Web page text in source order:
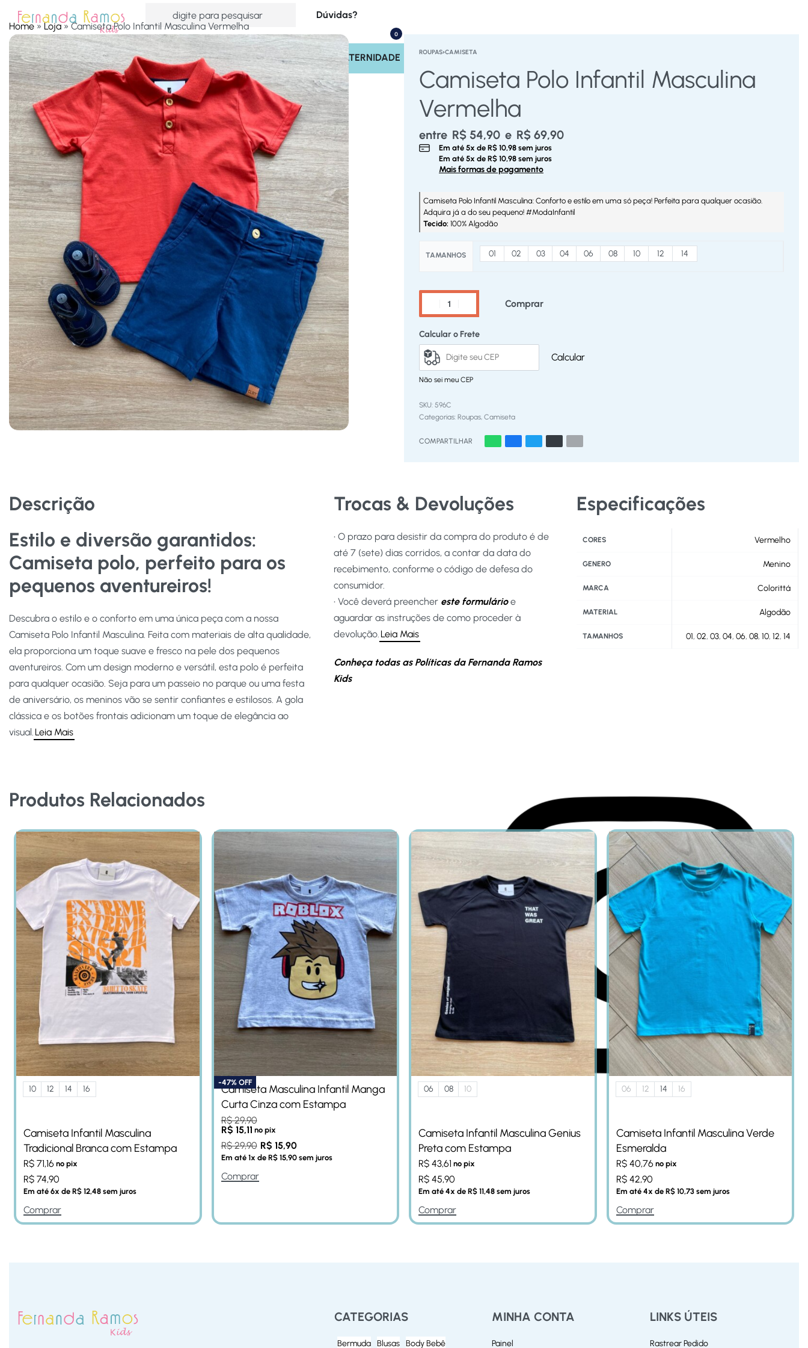
Dúvidas?
(17) 99713-4221
Rastrear Pedido
Políticas do Site
0
HOME OFERTASACESSÓRIOSMENINAS MENINOS SAÍDA MATERNIDADE
Home»Loja»Camiseta Polo Infantil Masculina Vermelha
ROUPAS›CAMISETA
Camiseta Polo Infantil Masculina
Vermelha
entre R$ 54,90 e R$ 69,90
Em até 5x de R$ 10,98 sem juros
Em até 5x de R$ 10,98 sem juros
Mais formas de pagamento
Camiseta Polo Infantil Masculina: Conforto e estilo em uma só peça! Perfeita para qualquer ocasião.
Adquira já a do seu pequeno! #ModaInfantil
Tecido: 100% Algodão
TAMANHOS 01 02 03 04 06 08 10 12 14
Comprar
Calcular o Frete
Calcular
Não sei meu CEP
596C
Categorias: Roupas, Camiseta
COMPARTILHAR
Descrição
Estilo e diversão garantidos:
Camiseta polo, perfeito para os
pequenos aventureiros!
Descubra o estilo e o conforto em uma única peça com a nossa
Camiseta Polo Infantil Masculina. Feita com materiais de alta qualidade,
ela proporciona um toque suave e fresco na pele dos pequenos
aventureiros. Com um design moderno e versátil, esta polo é perfeita
para qualquer ocasião. Seja para um passeio no parque ou uma festa
de aniversário, os meninos vão se sentir confiantes e estilosos. A gola
clássica e os botões frontais adicionam um toque de elegância ao
visual. Leia Mais
Trocas & Devoluções
• O prazo para desistir da compra do produto é de
até 7 (sete) dias corridos, a contar da data do
recebimento, conforme o código de defesa do
consumidor.
• Você deverá preencher este formulárioe
aguardar as instruções de como proceder à
devolução. Leia Mais
Conheça todas as Políticas da Fernanda Ramos
Kids
Especificações
CORES Vermelho
GENERO Menino
MARCA Colorittá
MATERIAL Algodão
TAMANHOS 01,02,03,04,06,08,10,12,14
Produtos Relacionados
10 12 14 16
Camiseta Infantil Masculina
Tradicional Branca com Estampa
R$ 71,16 no pix
R$ 74,90
Em até 6x de R$ 12,48 sem juros
Comprar
-47% OFF
Camiseta Masculina Infantil Manga
Curta Cinza com Estampa
R$29,90
R$ 15,11 no pix
R$29,90 R$ 15,90
Em até 1x de R$15,90sem juros
Comprar
06 08 10
Camiseta Infantil Masculina Genius
Preta com Estampa
R$ 43,61 no pix
R$ 45,90
Em até 4x de R$ 11,48 sem juros
Comprar
06 12 14 16
Camiseta Infantil Masculina Verde
Esmeralda
R$40,76 no pix
R$42,90
Em até 4x de R$10,73sem juros
Comprar
CATEGORIAS
Bermuda Blusas Body Bebê
MINHA CONTA
Painel
LINKS ÚTEIS
Rastrear Pedido